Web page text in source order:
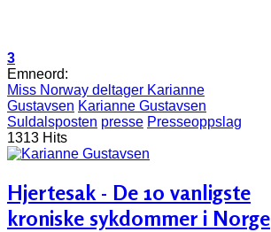
3
Emneord:
Miss Norway deltager Karianne
Gustavsen Karianne Gustavsen
Suldalsposten presse Presseoppslag
1313 Hits
Hjertesak - De 10 vanligste
kroniske sykdommer i Norge